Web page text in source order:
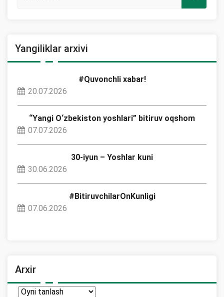
Yangiliklar arxivi
#Quvonchli xabar!
20.07.2026
“Yangi O‘zbekiston yoshlari” bitiruv oqshom
07.07.2026
30-iyun – Yoshlar kuni
30.06.2026
#BitiruvchilarOnKunligi
07.06.2026
Arxir
Arxir